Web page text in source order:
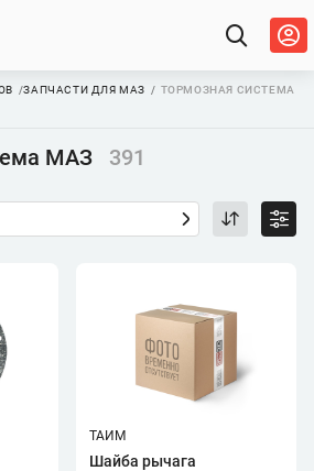
ЗАПЧАСТИ ДЛЯ МАЗ
ТОРМОЗНАЯ СИСТЕМА
МАЗ 391
ТАИМ
Шайба рычага